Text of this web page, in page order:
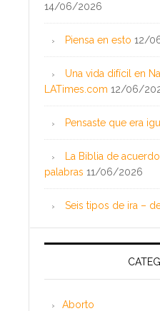
14/06/2026
Piensa en esto 12/
Una vida difícil en
LATimes.com 12/06/
Pensaste que era
La Biblia de
palabras 11/06/2026
Seis tipos de ira –
Aborto